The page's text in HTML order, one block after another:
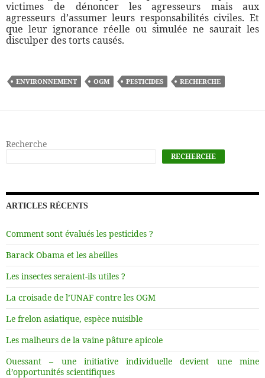
victimes de dénoncer les agresseurs mais aux
agresseurs d’assumer leurs responsabilités civiles. Et
que leur ignorance réelle ou simulée ne saurait les
disculper des torts causés.
ENVIRONNEMENT OGM PESTICIDES RECHERCHE
Recherche
RECHERCHE
ARTICLES RÉCENTS
Comment sont évalués les pesticides ?
Barack Obama et les abeilles
Les insectes seraient-ils utiles ?
La croisade de l’UNAF contre les OGM
Le frelon asiatique, espèce nuisible
Les malheurs de la vaine pâture apicole
Ouessant – une initiative individuelle devient une mine
d’opportunités scientifiques